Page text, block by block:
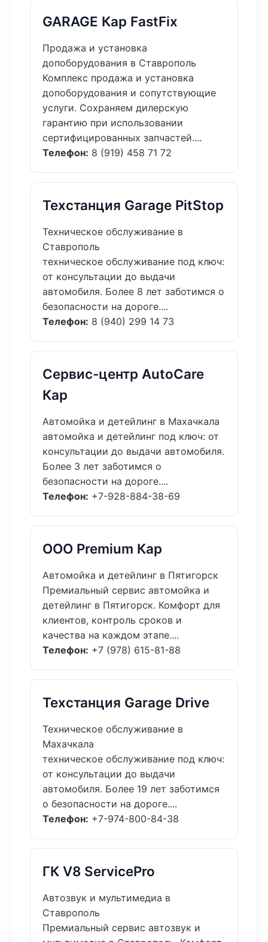
GARAGE Кар FastFix
Продажа и установка
допоборудования в Ставрополь
Комплекс продажа и установка
допоборудования и сопутствующие
услуги. Сохраняем дилерскую
гарантию при использовании
сертифицированных запчастей....
Телефон: 8 (919) 458 71 72
Техстанция Garage PitStop
Техническое обслуживание в
Ставрополь
техническое обслуживание под ключ:
от консультации до выдачи
автомобиля. Более 8 лет заботимся о
безопасности на дороге....
Телефон: 8 (940) 299 14 73
Сервис-центр AutoCare
Кар
Автомойка и детейлинг в Махачкала
автомойка и детейлинг под ключ: от
консультации до выдачи автомобиля.
Более 3 лет заботимся о
безопасности на дороге....
Телефон: +7-928-884-38-69
ООО Premium Кар
Автомойка и детейлинг в Пятигорск
Премиальный сервис автомойка и
детейлинг в Пятигорск. Комфорт для
клиентов, контроль сроков и
качества на каждом этапе....
Телефон: +7 (978) 615-81-88
Техстанция Garage Drive
Техническое обслуживание в
Махачкала
техническое обслуживание под ключ:
от консультации до выдачи
автомобиля. Более 19 лет заботимся
о безопасности на дороге....
Телефон: +7-974-800-84-38
ГК V8 ServicePro
Автозвук и мультимедиа в
Ставрополь
Премиальный сервис автозвук и